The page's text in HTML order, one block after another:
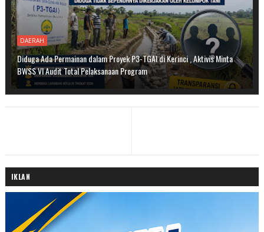
DAERAH
Diduga Ada Permainan dalam Proyek P3-TGAI di Kerinci , Aktivis Minta
BWSS VI Audit Total Pelaksanaan Program
IKLAN